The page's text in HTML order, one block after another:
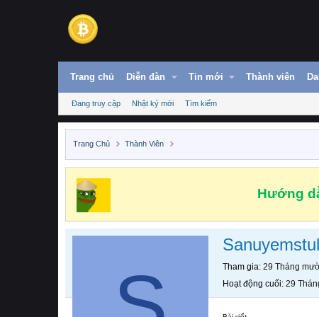
Trang chủ Diễn đàn Tin mới Thành viên
Đang truy cập Nhật ký mới Tìm kiếm
Trang Chủ Thành Viên
Hướng
Tham gia 29 Tháng
Hoạt động cuối 29